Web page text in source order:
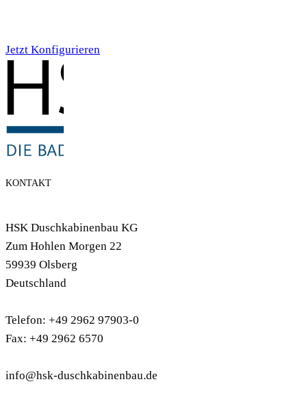
Jetzt Konfigurieren
KONTAKT
HSK Duschkabinenbau KG
Zum Hohlen Morgen 22
59939 Olsberg
Deutschland
Telefon: +49 2962 97903-0
Fax: +49 2962 6570
info@hsk-duschkabinenbau.de